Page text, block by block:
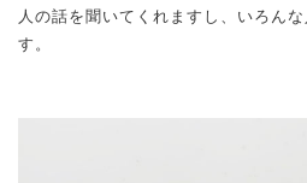
人の話を聞いてくれますし、いろん
す。